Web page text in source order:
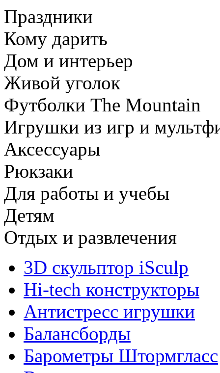
Праздники
Кому дарить
Дом и интерьер
Живой уголок
Футболки The Mountain
Игрушки из игр и
Аксессуары
Рюкзаки
Для работы и учебы
Детям
Отдых и развлечения
3D скульптор iSculp
Hi-tech конструкторы
Антистресс игрушки
Балансборды
Барометры Штормгласс